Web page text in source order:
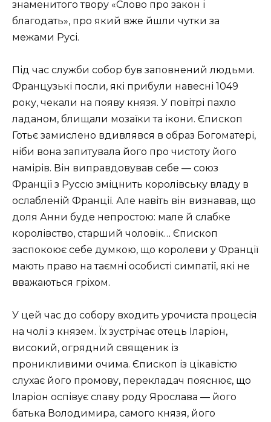
знаменитого твору «Слово про закон і
благодать», про який вже йшли чутки за
межами Русі.
Під час служби собор був заповнений людьми.
Французькі посли, які прибули навесні 1049
року, чекали на появу князя. У повітрі пахло
ладаном, блищали мозаїки та ікони. Єпископ
Готьє замислено вдивлявся в образ Богоматері,
ніби вона запитувала його про чистоту його
намірів. Він виправдовував себе — союз
Франції з Руссю зміцнить королівську владу в
ослабленій Франції. Але навіть він визнавав, що
доля Анни буде непростою: мале й слабке
королівство, старший чоловік… Єпископ
заспокоює себе думкою, що королеви у Франції
мають право на таємні особисті симпатії, які не
вважаються гріхом.
У цей час до собору входить урочиста процесія
на чолі з князем. Їх зустрічає отець Іларіон,
високий, огрядний священик із
проникливими очима. Єпископ із цікавістю
слухає його промову, перекладач пояснює, що
Іларіон оспівує славу роду Ярослава — його
батька Володимира, самого князя, його